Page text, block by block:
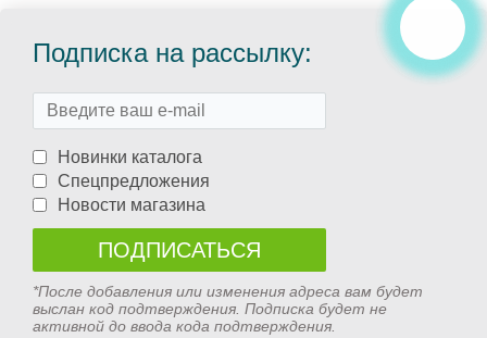
Подписка на рассылку:
Новинки каталога
Спецпредложения
Новости магазина
*После добавления или изменения адреса вам будет
выслан код подтверждения. Подписка будет не
активной до ввода кода подтверждения.